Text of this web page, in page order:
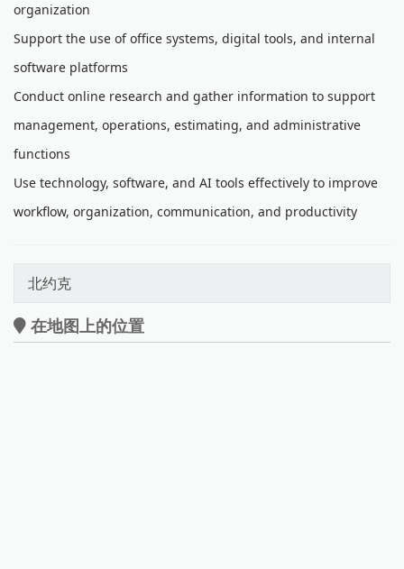
organization
Support the use of office systems, digital tools, and internal
software platforms
Conduct online research and gather information to support
management, operations, estimating, and administrative
functions
Use technology, software, and AI tools effectively to improve
workflow, organization, communication, and productivity
北约克
在地图上的位置